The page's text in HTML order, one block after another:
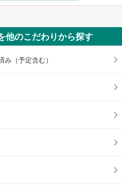
他のこだわりから探す
（予定含む）